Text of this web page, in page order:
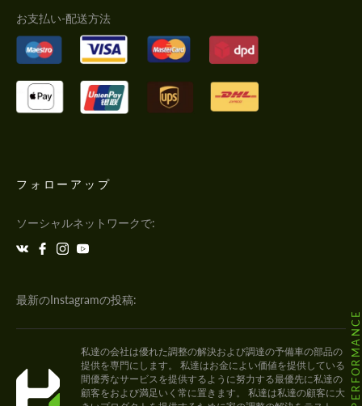
お支払い-配送方法
フォローアップ
ソーシャルネットワークで:
最新のInstagramの投稿:
私達の会社は優れた調整の解決および調達の予備車の部品の
提供を専門にします。 私達はお金によい価値を提供している
間優秀なサービスを提供するように努力する最優先に私達の
顧客をおよび満足いく常に置きます。 私達は私達の顧客に大